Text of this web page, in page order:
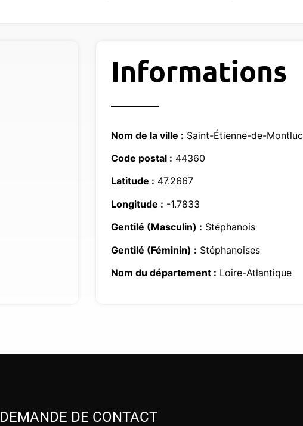
Informations
Nom de la ville : Saint-Étienne-de-Montluc
Code postal : 44360
Latitude : 47.2667
Longitude : -1.7833
Gentilé (Masculin) : Stéphanois
Gentilé (Féminin) : Stéphanoises
Nom du département : Loire-Atlantique
DEMANDE DE CONTACT